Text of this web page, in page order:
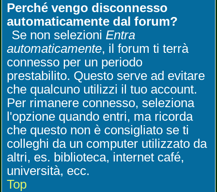
Perché vengo disconnesso
automaticamente dal forum?
Se non selezioni Entra
automaticamente, il forum ti terrà
connesso per un periodo
prestabilito. Questo serve ad evitare
che qualcuno utilizzi il tuo account.
Per rimanere connesso, seleziona
l'opzione quando entri, ma ricorda
che questo non è consigliato se ti
colleghi da un computer utilizzato da
altri, es. biblioteca, internet café,
università, ecc.
Top